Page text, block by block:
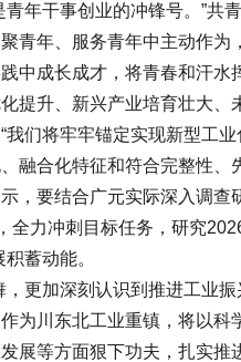
干事创业的冲锋号。”共
青年、服务青年中主动作
中成长成才，将青春和汗水
升、新兴产业培育壮大、
我们将牢牢锚定实现新型工
融合化特征和符合完整性、
要结合广元实际深入调查
全力冲刺目标任务，研究
蓄动能。
加深刻认识到推进工业振
为川东北工业重镇，将以科
展等方面狠下功夫，扎实